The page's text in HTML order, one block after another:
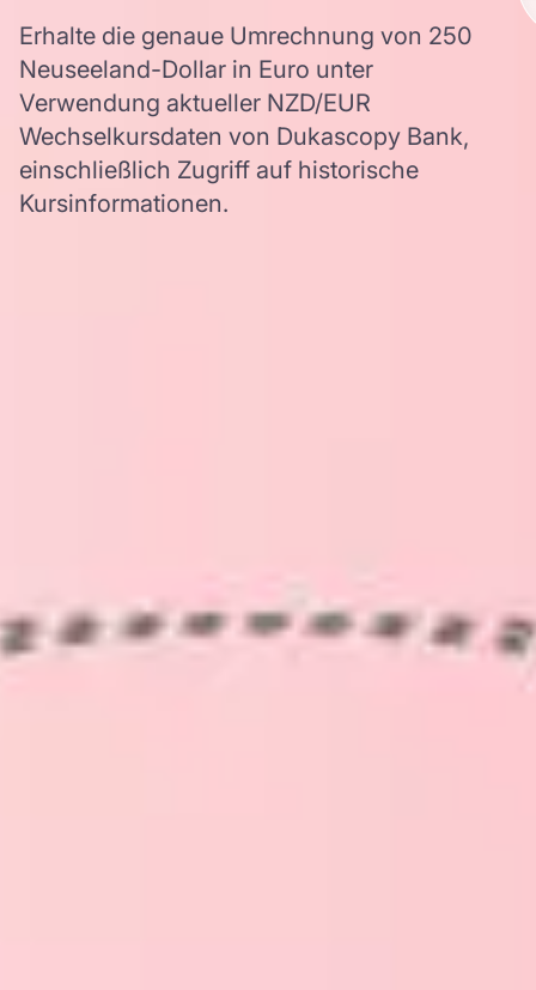
Erhalte die genaue Umrechnung von 250
Neuseeland-Dollar in Euro unter
Verwendung aktueller NZD/EUR
Wechselkursdaten von Dukascopy Bank,
einschließlich Zugriff auf historische
Kursinformationen.